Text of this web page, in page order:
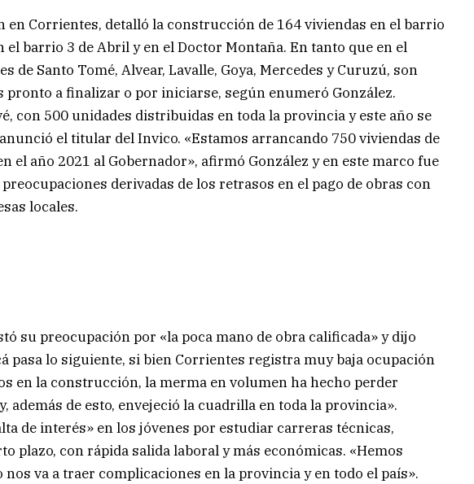
en Corrientes, detalló la construcción de 164 viviendas en el barrio
el barrio 3 de Abril y en el Doctor Montaña. En tanto que en el
de Santo Tomé, Alvear, Lavalle, Goya, Mercedes y Curuzú, son
pronto a finalizar o por iniciarse, según enumeró González.
con 500 unidades distribuidas en toda la provincia y este año se
el titular del Invico. «Estamos arrancando 750 viviendas de
el año 2021 al Gobernador», afirmó González y en este marco fue
derivadas de los retrasos en el pago de obras con
locales.
su preocupación por «la poca mano de obra calificada» y dijo
pasa lo siguiente, si bien Corrientes registra muy baja ocupación
en la construcción, la merma en volumen ha hecho perder
además de esto, envejeció la cuadrilla en toda la provincia».
de interés» en los jóvenes por estudiar carreras técnicas,
plazo, con rápida salida laboral y más económicas. «Hemos
va a traer complicaciones en la provincia y en todo el país».